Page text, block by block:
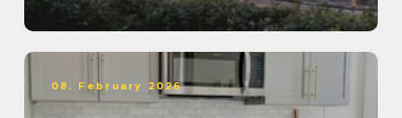
08. February 2026